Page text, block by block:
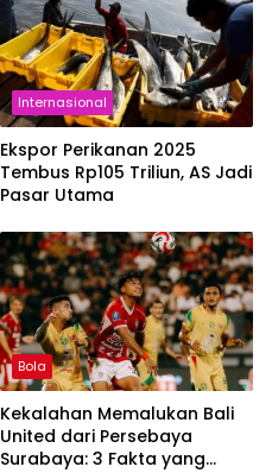
Internasional
Ekspor Perikanan 2025
Tembus Rp105 Triliun, AS Jadi
Pasar Utama
Bola
Kekalahan Memalukan Bali
United dari Persebaya
Surabaya: 3 Fakta yang